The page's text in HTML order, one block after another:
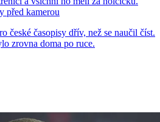
před kamerou
české časopisy dřív, než se naučil číst.
zrovna doma po ruce.